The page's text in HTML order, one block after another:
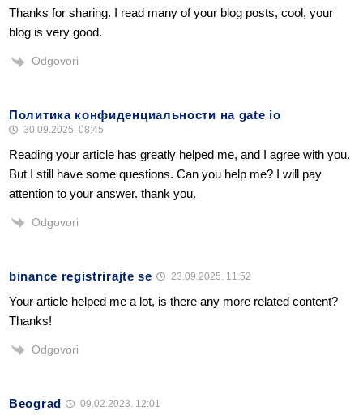
Thanks for sharing. I read many of your blog posts, cool, your
blog is very good.
Odgovori
Политика конфиденциальности на gate io
30.09.2025. 08:45
Reading your article has greatly helped me, and I agree with you.
But I still have some questions. Can you help me? I will pay
attention to your answer. thank you.
Odgovori
binance registrirajte se 23.09.2025. 11:52
Your article helped me a lot, is there any more related content?
Thanks!
Odgovori
Beograd 09.02.2023. 12:01